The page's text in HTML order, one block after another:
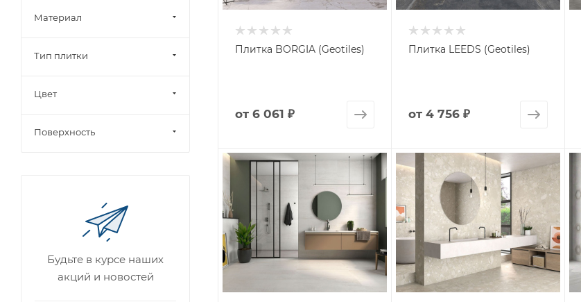
Плитка BORGIA (Geotiles)
от 6 061 ₽
Плитка LEEDS (Geotiles)
от 4 756 ₽
Материал
Тип плитки
Цвет
Поверхность
Будьте в курсе наших
акций и новостей